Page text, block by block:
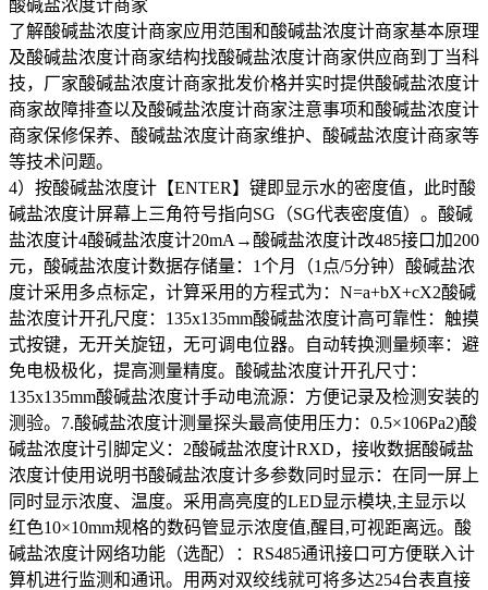
酸碱盐浓度计商家
了解酸碱盐浓度计商家应用范围和酸碱盐浓度计商家基本原理
及酸碱盐浓度计商家结构找酸碱盐浓度计商家供应商到丁当科
技，厂家酸碱盐浓度计商家批发价格并实时提供酸碱盐浓度计
商家故障排查以及酸碱盐浓度计商家注意事项和酸碱盐浓度计
商家保修保养、酸碱盐浓度计商家维护、酸碱盐浓度计商家等
等技术问题。
4）按酸碱盐浓度计【ENTER】键即显示水的密度值，此时酸
碱盐浓度计屏幕上三角符号指向SG（SG代表密度值）。酸碱
盐浓度计4酸碱盐浓度计20mA→酸碱盐浓度计改485接口加200
元，酸碱盐浓度计数据存储量：1个月（1点/5分钟）酸碱盐浓
度计采用多点标定，计算采用的方程式为：N=a+bX+cX2酸碱
盐浓度计开孔尺度：135x135mm酸碱盐浓度计高可靠性：触摸
式按键，无开关旋钮，无可调电位器。自动转换测量频率：避
免电极极化，提高测量精度。酸碱盐浓度计开孔尺寸：
135x135mm酸碱盐浓度计手动电流源：方便记录及检测安装的
测验。7.酸碱盐浓度计测量探头最高使用压力：0.5×106Pa2)酸
碱盐浓度计引脚定义：2酸碱盐浓度计RXD，接收数据酸碱盐
浓度计使用说明书酸碱盐浓度计多参数同时显示：在同一屏上
同时显示浓度、温度。采用高亮度的LED显示模块,主显示以
红色10×10mm规格的数码管显示浓度值,醒目,可视距离远。酸
碱盐浓度计网络功能（选配）：RS485通讯接口可方便联入计
算机进行监测和通讯。用两对双绞线就可将多达254台表直接